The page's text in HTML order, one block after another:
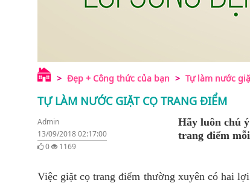
Đẹp + Công thức của bạn Tự làm nước
TỰ LÀM NƯỚC GIẶT CỌ TRANG ĐIỂM
Admin
13/09/2018 02:17:00
0
1169
Hãy luôn chú
trang điểm
Việc giặt cọ trang điểm thường xuyên có hai